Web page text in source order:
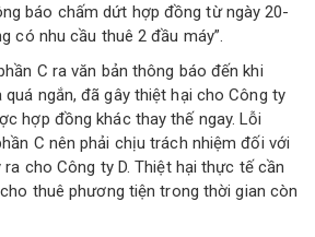
báo chấm dứt hợp đồng từ ngày 20-
có nhu cầu thuê 2 đầu máy”.
C ra văn bản thông báo đến khi
ngắn, đã gây thiệt hại cho Công ty
hợp đồng khác thay thế ngay. Lỗi
C nên phải chịu trách nhiệm đối với
cho Công ty D. Thiệt hại thực tế cần
thuê phương tiện trong thời gian còn